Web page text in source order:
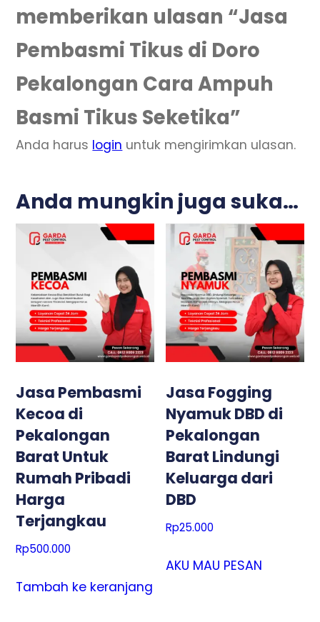
memberikan ulasan “Jasa
Pembasmi Tikus di Doro
Pekalongan Cara Ampuh
Basmi Tikus Seketika”
Anda harus login untuk mengirimkan ulasan.
Anda mungkin juga suka…
Jasa Pembasmi
Kecoa di
Pekalongan
Barat Untuk
Rumah Pribadi
Harga
Terjangkau
Rp500.000
Tambah ke keranjang
Jasa Fogging
Nyamuk DBD di
Pekalongan
Barat Lindungi
Keluarga dari
DBD
Rp25.000
AKU MAU PESAN